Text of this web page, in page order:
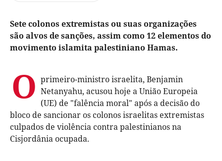
Sete colonos extremistas ou suas organizações
são alvos de sanções, assim como 12 elementos do
movimento islamita palestiniano Hamas.
O primeiro-ministro israelita, Benjamin
Netanyahu, acusou hoje a União Europeia
(UE) de "falência moral" após a decisão do
bloco de sancionar os colonos israelitas extremistas
culpados de violência contra palestinianos na
Cisjordânia ocupada.